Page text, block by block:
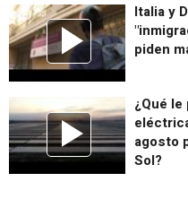
Italia y
piden
¿Qué
agosto
Sol?